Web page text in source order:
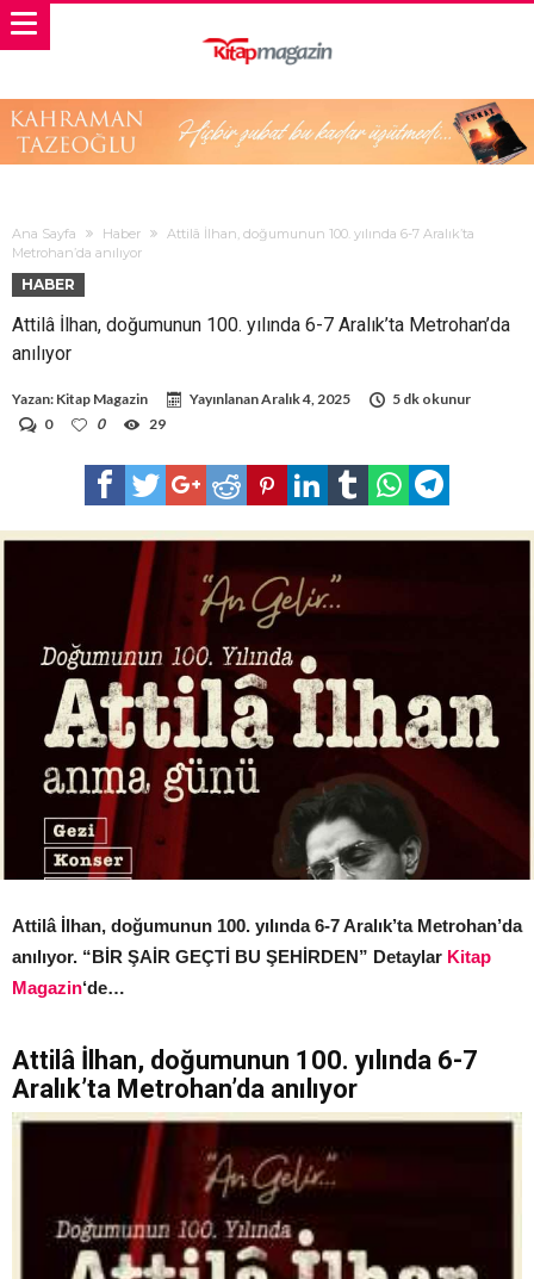
Ana Sayfa Haber
Attilâ İlhan, doğumunun 100. yılında 6-7 Aralık’ta
Metrohan’da anılıyor
HABER
Attilâ İlhan, doğumunun 100. yılında 6-7 Aralık’ta Metrohan’da
anılıyor
Yazan: Kitap Magazin YayınlananAralık 4, 2025
5 dk okunur
0
0 29
Attilâ İlhan, doğumunun 100. yılında 6-7 Aralık’ta Metrohan’da
anılıyor. “BİR ŞAİR GEÇTİ BU ŞEHİRDEN” Detaylar Kitap
Magazin‘de…
Attilâ İlhan, doğumunun 100. yılında 6-7
Aralık’ta Metrohan’da anılıyor